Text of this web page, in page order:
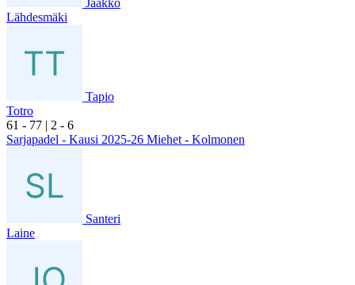
Lähdesmäki
Tapio
Totro
61 - 77 | 2 - 6
Sarjapadel - Kausi 2025-26 Miehet - Kolmonen
Santeri
Laine